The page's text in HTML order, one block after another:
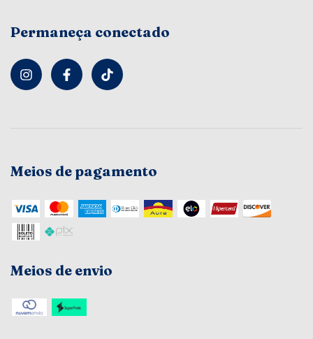
Permaneça conectado
Meios de pagamento
Meios de envio